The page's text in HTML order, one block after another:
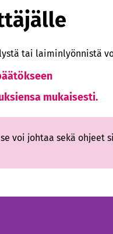
tai laiminlyönnistä
mukaisesti.
voi johtaa sekä ohjeet